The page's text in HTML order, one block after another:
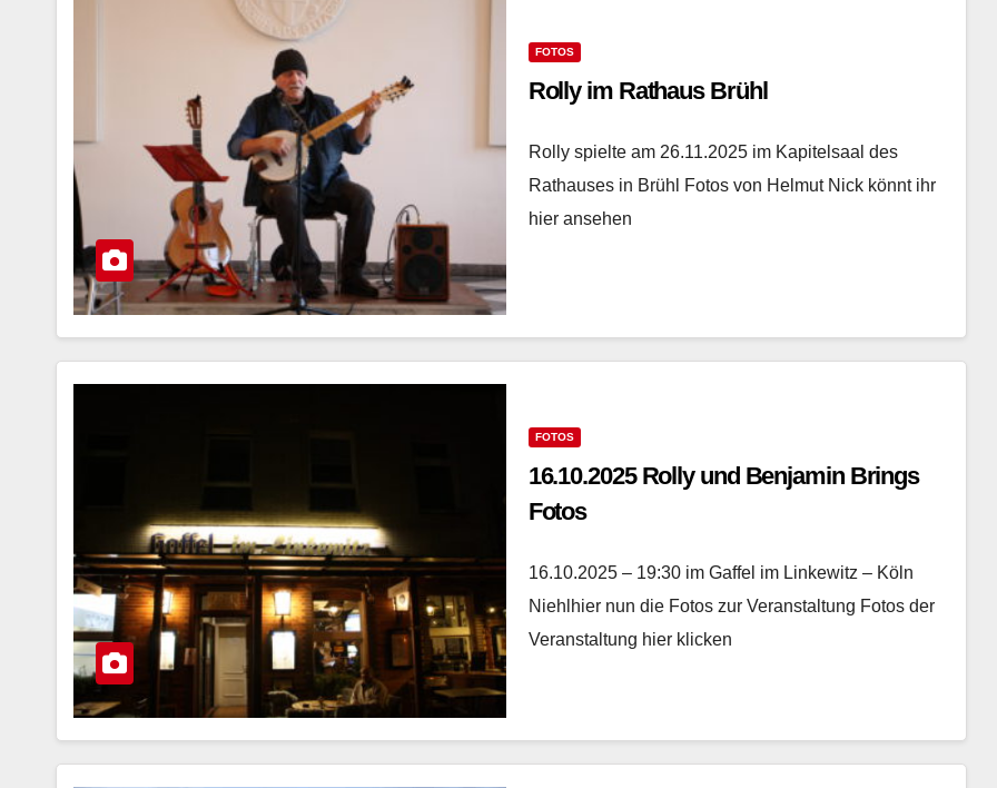
FOTOS
Rolly im Rathaus Brühl
Rolly spielte am 26.11.2025 im Kapitelsaal des
Rathauses in Brühl Fotos von Helmut Nick könnt ihr
hier ansehen
FOTOS
16.10.2025 Rolly und Benjamin Brings
Fotos
16.10.2025 – 19:30 im Gaffel im Linkewitz – Köln
Niehlhier nun die Fotos zur Veranstaltung Fotos der
Veranstaltung hier klicken